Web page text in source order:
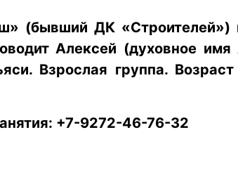
(бывший ДК «​Строителей»​)
Алексей (духовное
Взрослая группа.
+7-9272-46-76-32